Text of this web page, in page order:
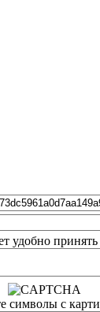
удобно
символы с